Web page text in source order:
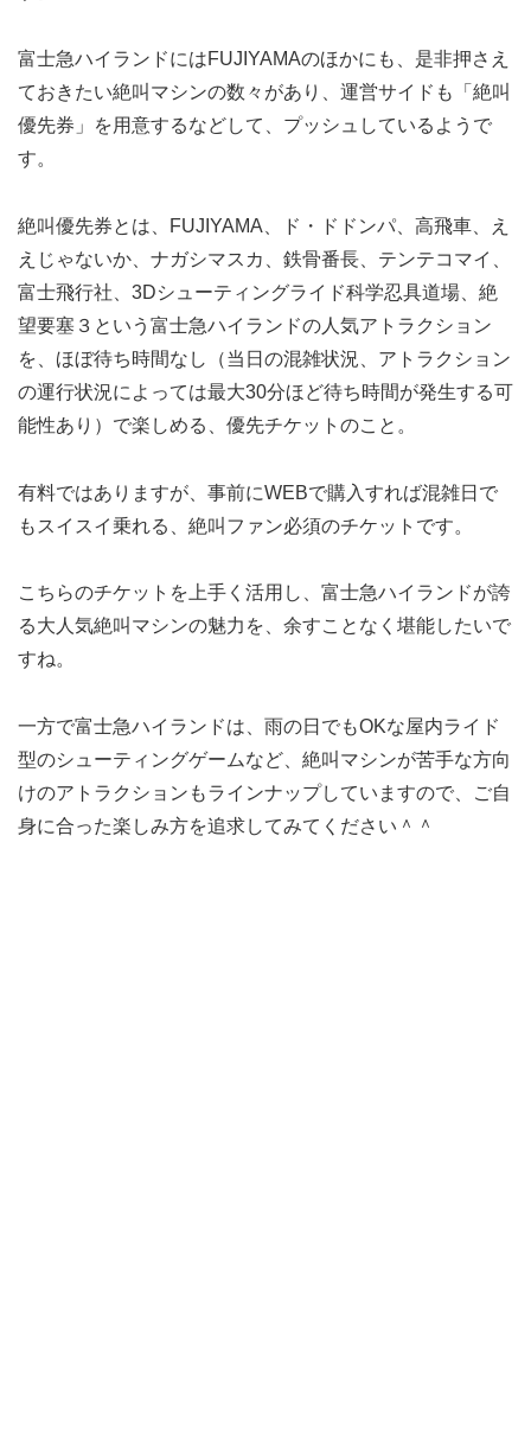
富士急ハイランドにはFUJIYAMAのほかにも、是非押さえ
ておきたい絶叫マシンの数々があり、運営サイドも「絶叫
優先券」を用意するなどして、プッシュしているようで
す。
絶叫優先券とは、FUJIYAMA、ド・ドドンパ、高飛車、え
えじゃないか、ナガシマスカ、鉄骨番長、テンテコマイ、
富士飛行社、3Dシューティングライド科学忍具道場、絶
望要塞３という富士急ハイランドの人気アトラクション
を、ほぼ待ち時間なし（当日の混雑状況、アトラクション
の運行状況によっては最大30分ほど待ち時間が発生する可
能性あり）で楽しめる、優先チケットのこと。
有料ではありますが、事前にWEBで購入すれば混雑日で
もスイスイ乗れる、絶叫ファン必須のチケットです。
こちらのチケットを上手く活用し、富士急ハイランドが誇
る大人気絶叫マシンの魅力を、余すことなく堪能したいで
すね。
一方で富士急ハイランドは、雨の日でもOKな屋内ライド
型のシューティングゲームなど、絶叫マシンが苦手な方向
けのアトラクションもラインナップしていますので、ご自
身に合った楽しみ方を追求してみてください＾＾